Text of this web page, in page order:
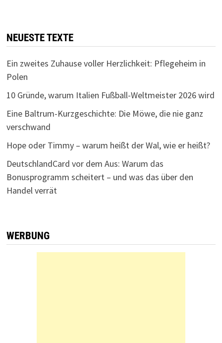
NEUESTE TEXTE
Ein zweites Zuhause voller Herzlichkeit: Pflegeheim in
Polen
10 Gründe, warum Italien Fußball-Weltmeister 2026 wird
Eine Baltrum-Kurzgeschichte: Die Möwe, die nie ganz
verschwand
Hope oder Timmy – warum heißt der Wal, wie er heißt?
DeutschlandCard vor dem Aus: Warum das
Bonusprogramm scheitert – und was das über den
Handel verrät
WERBUNG